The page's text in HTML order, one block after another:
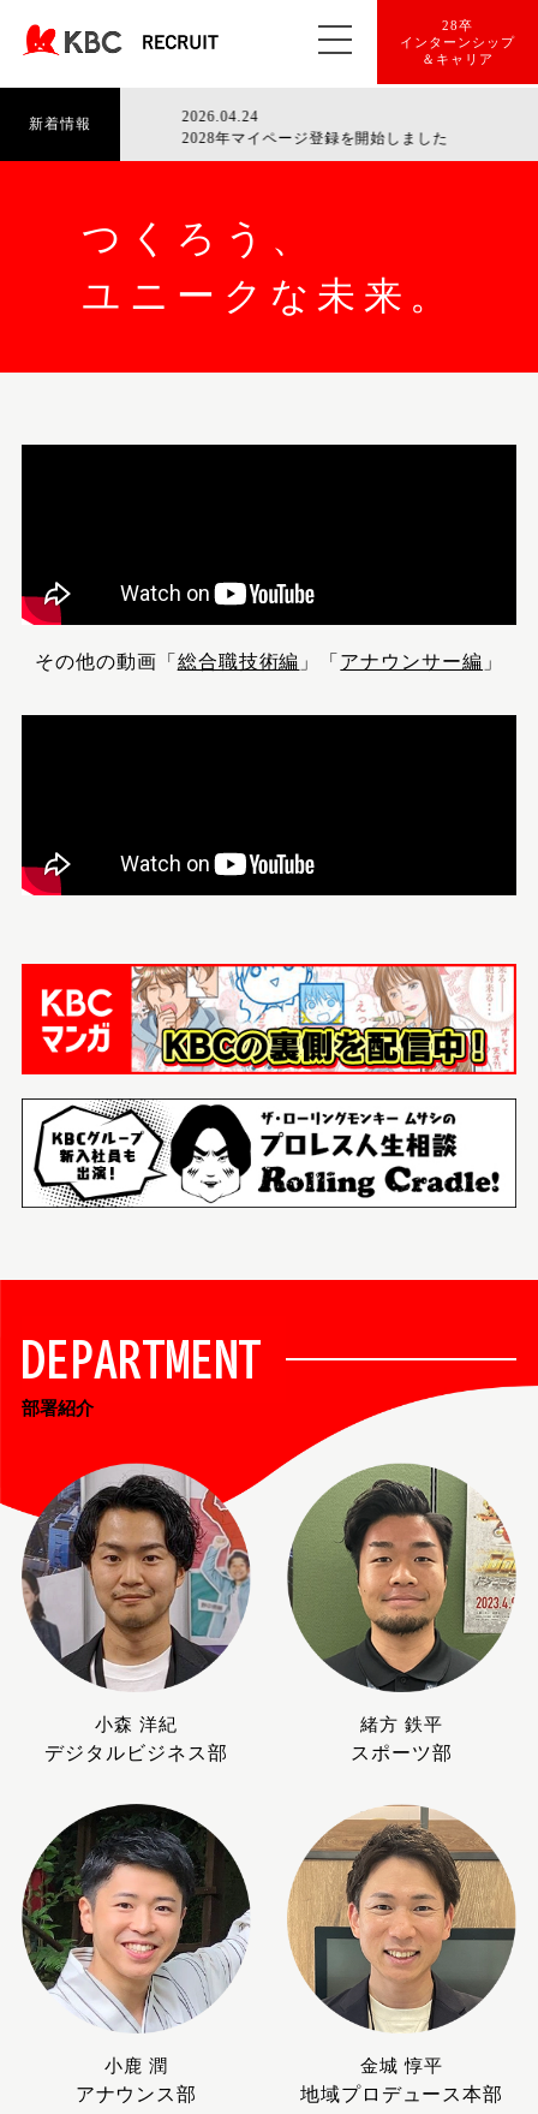
28卒
インターンシップ
＆キャリア
新着情報
2026.04.24
2028年マイページ登録を開始しました
つくろう、
ユニークな未来。
その他の動画「 総合職技術編 」「 アナウンサー編 」
DEPARTMENT
部署紹介
小森 洋紀
デジタルビジネス部
緒方 鉄平
スポーツ部
小鹿 潤
アナウンス部
金城 惇平
地域プロデュース本部